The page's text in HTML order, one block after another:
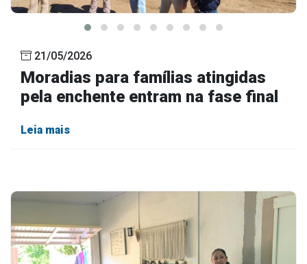
21/05/2026
Moradias para famílias atingidas
pela enchente entram na fase final
Leia mais